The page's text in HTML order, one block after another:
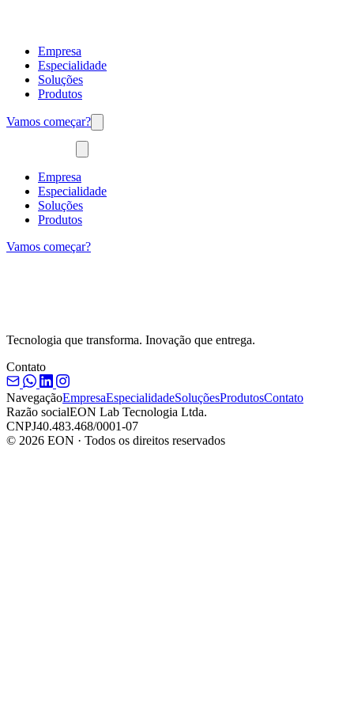
Empresa
Especialidade
Soluções
Produtos
Vamos começar?
Empresa
Especialidade
Soluções
Produtos
Vamos começar?
Tecnologia que transforma. Inovação que entrega.
Contato
NavegaçãoEmpresaEspecialidadeSoluçõesProdutosContato
Razão socialEON Lab Tecnologia Ltda.
CNPJ40.483.468/0001-07
© 2026 EON · Todos os direitos reservados